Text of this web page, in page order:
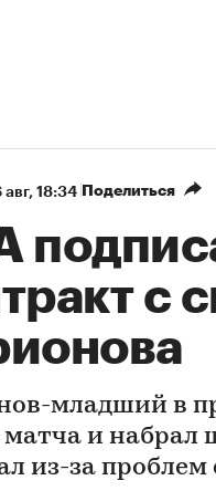
авг, 18:34 Поделиться
с
младший в
и набрал
из-за проблем